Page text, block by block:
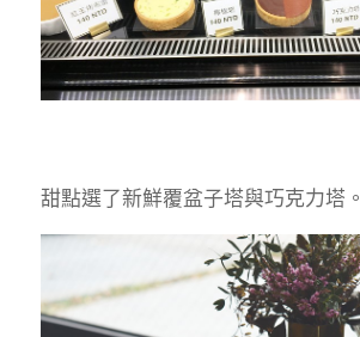
甜點選了新鮮覆盆子塔與巧克力塔。